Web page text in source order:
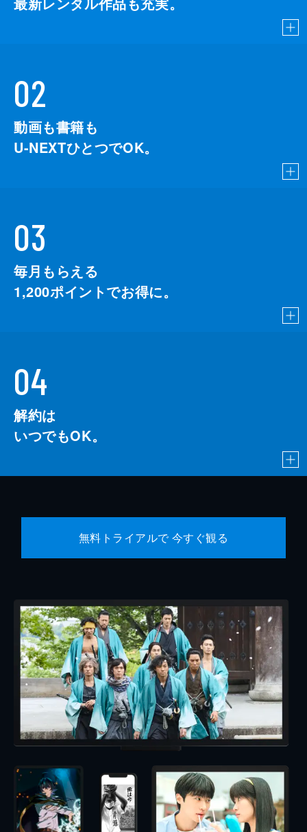
02
動画も書籍も
U-NEXTひとつでOK。
03
毎月もらえる
1,200ポイントでお得に。
04
解約は
いつでもOK。
無料トライアルで 今すぐ観る